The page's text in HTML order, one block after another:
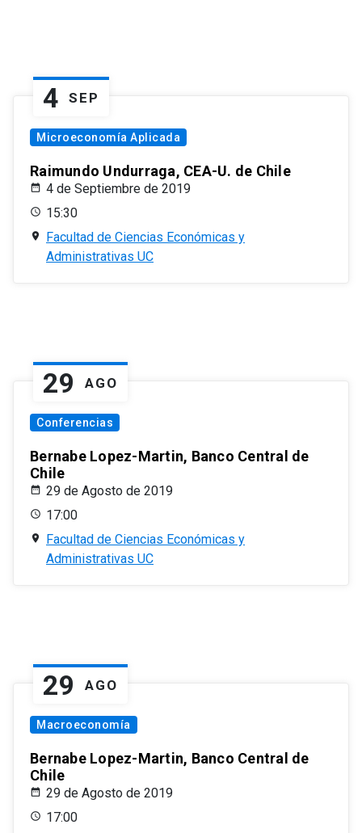
4 SEP
Microeconomía Aplicada
Raimundo Undurraga, CEA-U. de Chile
4 de Septiembre de 2019
15:30
Facultad de Ciencias Económicas y
Administrativas UC
29 AGO
Conferencias
Bernabe Lopez-Martin, Banco Central de
Chile
29 de Agosto de 2019
17:00
Facultad de Ciencias Económicas y
Administrativas UC
29 AGO
Macroeconomía
Bernabe Lopez-Martin, Banco Central de
Chile
29 de Agosto de 2019
17:00